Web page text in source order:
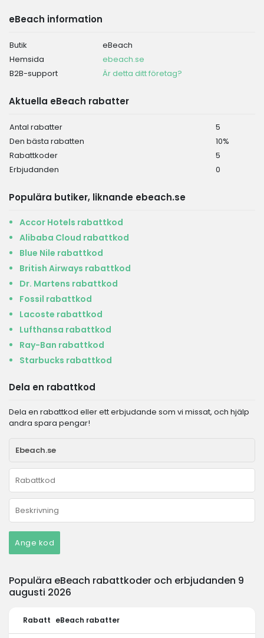
eBeach information
Butik
eBeach
Hemsida
ebeach.se
B2B-support
Är detta ditt företag?
Aktuella eBeach rabatter
Antal rabatter
5
Den bästa rabatten
10%
Rabattkoder
5
Erbjudanden
0
Populära butiker, liknande ebeach.se
Accor Hotels rabattkod
Alibaba Cloud rabattkod
Blue Nile rabattkod
British Airways rabattkod
Dr. Martens rabattkod
Fossil rabattkod
Lacoste rabattkod
Lufthansa rabattkod
Ray-Ban rabattkod
Starbucks rabattkod
Dela en rabattkod
Dela en rabattkod eller ett erbjudande som vi missat, och hjälp
andra spara pengar!
Ange kod
Populära eBeach rabattkoder och erbjudanden 9
augusti 2026
Rabatt eBeach rabatter